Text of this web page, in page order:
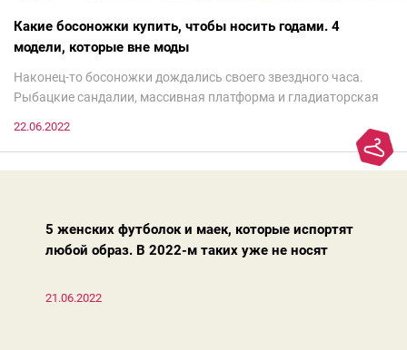
Какие босоножки купить, чтобы носить годами. 4
модели, которые вне моды
Наконец-то босоножки дождались своего звездного часа.
Рыбацкие сандалии, массивная платформа и гладиаторская
модно, совсем не обязательно бежать за ними в магазин.
Достаточно лишь провести ревизию прошлогодних покупок.
22.06.2022
5 женских футболок и маек, которые испортят
любой образ. В 2022-м таких уже не носят
21.06.2022